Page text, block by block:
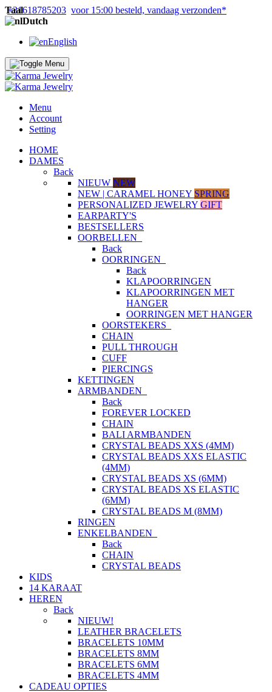
+31618785203 voor 15:00 besteld, vandaag verzonden*
Taal
Dutch
English
Menu
Account
Setting
HOME
DAMES
Back
NIEUW NEW
NEW | CARAMEL HONEY SPRING
PERSONALIZED JEWELRY GIFT
EARPARTY'S
BESTSELLERS
OORBELLEN
Back
OORRINGEN
Back
KLAPOORRINGEN
KLAPOORRINGEN MET
HANGER
OORRINGEN MET HANGER
OORSTEKERS
CHAIN
PULL THROUGH
CUFF
PIERCINGS
KETTINGEN
ARMBANDEN
Back
FOREVER LOCKED
CHAIN
BALI ARMBANDEN
CRYSTAL BEADS XXS (4MM)
CRYSTAL BEADS XXS ELASTIC
(4MM)
CRYSTAL BEADS XS (6MM)
CRYSTAL BEADS XS ELASTIC
(6MM)
CRYSTAL BEADS M (8MM)
RINGEN
ENKELBANDEN
Back
CHAIN
CRYSTAL BEADS
KIDS
14 KARAAT
HEREN
Back
NIEUW!
LEATHER BRACELETS
BRACELETS 10MM
BRACELETS 8MM
BRACELETS 6MM
BRACELETS 4MM
CADEAU OPTIES